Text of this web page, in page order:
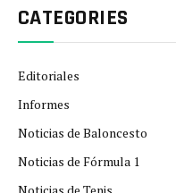
CATEGORIES
Editoriales
Informes
Noticias de Baloncesto
Noticias de Fórmula 1